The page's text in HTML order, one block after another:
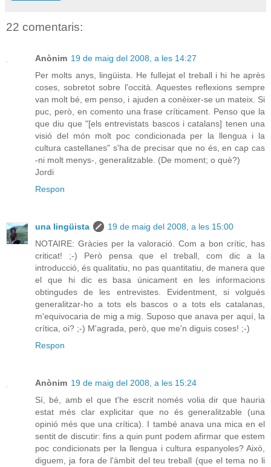
22 comentaris:
Anònim 19 de maig del 2008, a les 14:27
Per molts anys, lingüista. He fullejat el treball i hi he après
coses, sobretot sobre l'occità. Aquestes reflexions sempre
van molt bé, em penso, i ajuden a conèixer-se un mateix. Si
puc, però, en comento una frase críticament. Penso que la
que diu que "[els entrevistats bascos i catalans] tenen una
visió del món molt poc condicionada per la llengua i la
cultura castellanes" s'ha de precisar que no és, en cap cas
-ni molt menys-, generalitzable. (De moment; o què?)
Jordi
Respon
una lingüista
19 de maig del 2008, a les 15:00
NOTAIRE: Gràcies per la valoració. Com a bon crític, has
criticat! ;-) Però pensa que el treball, com dic a la
introducció, és qualitatiu, no pas quantitatiu, de manera que
el que hi dic es basa únicament en les informacions
obtingudes de les entrevistes. Evidentment, si volgués
generalitzar-ho a tots els bascos o a tots els catalanas,
m'equivocaria de mig a mig. Suposo que anava per aquí, la
crítica, oi? ;-) M'agrada, però, que me'n diguis coses! ;-)
Respon
Anònim 19 de maig del 2008, a les 15:24
Sí, bé, amb el que t'he escrit només volia dir que hauria
estat més clar explicitar que no és generalitzable (una
opinió més que una crítica). I també anava una mica en el
sentit de discutir: fins a quin punt podem afirmar que estem
poc condicionats per la llengua i cultura espanyoles? Això,
diguem, ja fora de l'àmbit del teu treball (que el tema no li